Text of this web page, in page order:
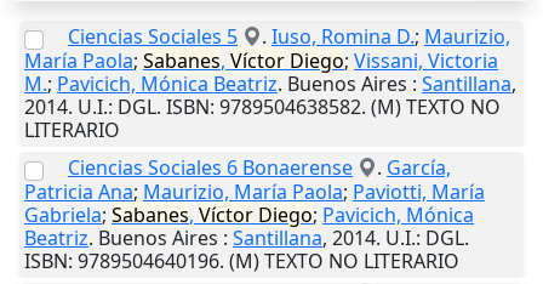
Ciencias Sociales 5 . Iuso, Romina D.; Maurizio,
María Paola; Sabanes, Víctor Diego; Vissani, Victoria
M.; Pavicich, Mónica Beatriz. Buenos Aires : Santillana,
2014. U.I.: DGL. ISBN: 9789504638582. (M) TEXTO NO
LITERARIO
Ciencias Sociales 6 Bonaerense
. García,
Patricia Ana; Maurizio, María Paola; Paviotti, María
Gabriela; Sabanes, Víctor Diego; Pavicich, Mónica
Beatriz. Buenos Aires : Santillana, 2014. U.I.: DGL.
ISBN: 9789504640196. (M) TEXTO NO LITERARIO